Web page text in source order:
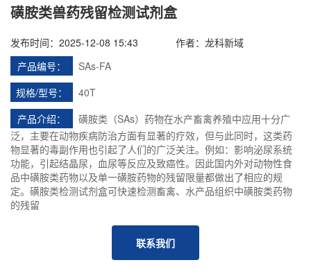
磺胺类兽药残留检测试剂盒
发布时间：2025-12-08 15:43
作者：龙科新域
产品编号：
SAs-FA
规格/型号：
40T
产品介绍：
磺胺类（SAs）药物在水产畜禽养殖中应用十分广
泛，主要在动物疾病防治方面有显著的疗效，但与此同时，这类药
物显著的毒副作用也引起了人们的广泛关注。例如：影响泌尿系统
功能，引起结晶尿，血尿等反应及致癌性。因此国内外对动物性食
品中磺胺类药物以及单一磺胺药物的残留限量都做出了相应的规
定。磺胺类检测试剂盒可快速检测畜禽、水产品组织中磺胺类药物
的残留
联系我们